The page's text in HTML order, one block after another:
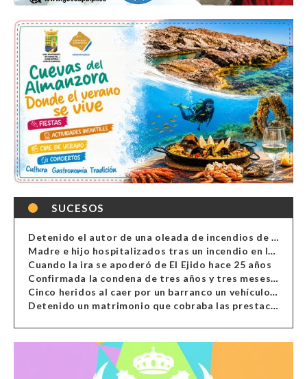
SUCESOS
Detenido el autor de una oleada de incendios de contenedores en Almería
Madre e hijo hospitalizados tras un incendio en la cocina de una vivienda en Almería
Cuando la ira se apoderó de El Ejido hace 25 años
Confirmada la condena de tres años y tres meses al hombre de Antas acusado de xenofobia
Cinco heridos al caer por un barranco un vehículo en Alcolea
Detenido un matrimonio que cobraba las prestaciones de ilegales en Almería, Granada, Málaga, Huelva y Murcia